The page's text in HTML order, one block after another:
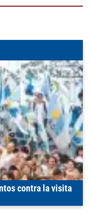
contra la visita